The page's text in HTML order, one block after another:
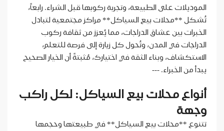
الموديلات على الطبيعة، وتجربة ركوبها قبل الشراء. رابعاً،
تُشكل **محلات بيع السياكل** مراكز مجتمعية لتبادل
الخبرات بين عشاق الدراجات، مما يُعزز من ثقافة ركوب
الدراجات في المدن، وتُحول كل زيارة إلى فرصة للتعلم،
الاستكشاف، وبناء الثقة في اختيارك، مُثبتةً أن الخيار الصحيح
يبدأ من الخبراء. ---
أنواع محلات بيع السياكل: لكل راكب
وجهة
تتنوع **محلات بيع السياكل** في طبيعتها وحجمها